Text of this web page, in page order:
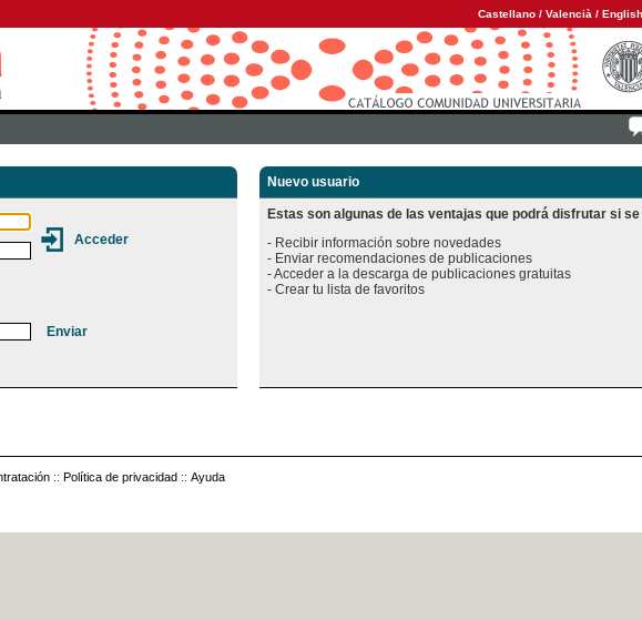
Castellano / Valencià / English
Nuevo usuario
Estas son algunas de las ventajas que podrá disfrutar si
- Recibir información sobre novedades
- Enviar recomendaciones de publicaciones
- Acceder a la descarga de publicaciones gratuitas
:: Política de privacidad :: Ayuda